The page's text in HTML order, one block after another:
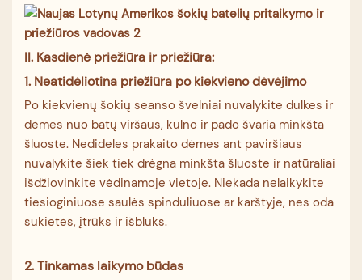
II. Kasdienė priežiūra ir priežiūra:
1. Neatidėliotina priežiūra po kiekvieno dėvėjimo
Po kiekvienų šokių seanso švelniai nuvalykite dulkes ir
dėmes nuo batų viršaus, kulno ir pado švaria minkšta
šluoste. Nedideles prakaito dėmes ant paviršiaus
nuvalykite šiek tiek drėgna minkšta šluoste ir natūraliai
išdžiovinkite vėdinamoje vietoje. Niekada nelaikykite
tiesioginiuose saulės spinduliuose ar karštyje, nes oda
sukietės, įtrūks ir išbluks.
2. Tinkamas laikymo būdas